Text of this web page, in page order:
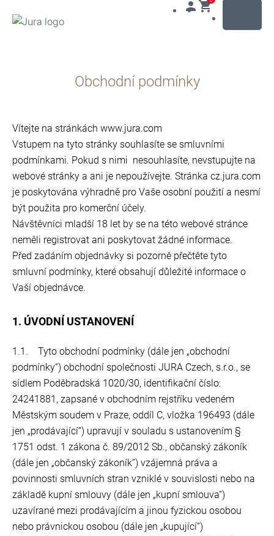
vyhledávání
Obchodní podmínky
Vítejte na stránkách www.jura.com
Vstupem na tyto stránky souhlasíte se smluvními
podmínkami. Pokud s nimi nesouhlasíte, nevstupujte na
webové stránky a ani je nepoužívejte. Stránka cz.jura.com
je poskytována výhradně pro Vaše osobní použití a nesmí
být použita pro komerční účely.
Návštěvníci mladší 18 let by se na této webové stránce
neměli registrovat ani poskytovat žádné informace.
Před zadáním objednávky si pozorně přečtěte tyto
smluvní podmínky, které obsahují důležité informace o
Vaší objednávce.
1. ÚVODNÍ USTANOVENÍ
1.1. Tyto obchodní podmínky (dále jen „obchodní
podmínky“) obchodní společnosti JURA Czech, s.r.o., se
sídlem Poděbradská 1020/30, identifikační číslo:
24241881, zapsané v obchodním rejstříku vedeném
Městským soudem v Praze, oddíl C, vložka 196493 (dále
jen „prodávající“) upravují v souladu s ustanovením §
1751 odst. 1 zákona č. 89/2012 Sb., občanský zákoník
(dále jen „občanský zákoník“) vzájemná práva a
povinnosti smluvních stran vzniklé v souvislosti nebo na
základě kupní smlouvy (dále jen „kupní smlouva“)
uzavírané mezi prodávajícím a jinou fyzickou osobou
nebo právnickou osobou (dále jen „kupující“)